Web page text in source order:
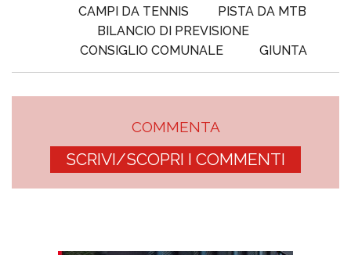
CAMPI DA TENNIS
PISTA DA MTB
BILANCIO DI PREVISIONE
CONSIGLIO COMUNALE
GIUNTA
COMMENTA
SCRIVI/SCOPRI I COMMENTI